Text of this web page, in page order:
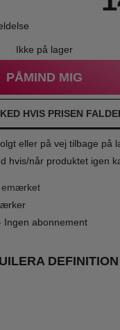
Ikke på lager
PÅMIND MIG
HVIS PRISEN
eller på vej tilbage på
hvis/når produktet igen
emærket
Ingen abonnement